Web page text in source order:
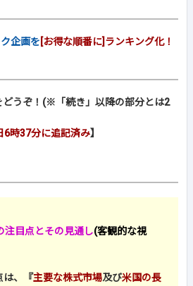
企画を [お得な順番に]ランキング化！
どうぞ！(※「続き」以降の部分とは2
6時37分に追記済み】
注目点とその見通し(客観的な視
は、『主要な株式市場及び米国の長